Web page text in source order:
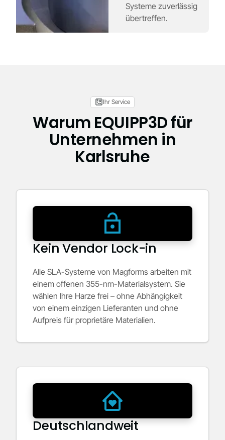
Systeme zuverlässig
übertreffen.
Ihr Service
Warum EQUIPP3D für
Unternehmen in
Karlsruhe
Kein Vendor Lock-in
Alle SLA-Systeme von Magforms arbeiten mit
einem offenen 355-nm-Materialsystem. Sie
wählen Ihre Harze frei – ohne Abhängigkeit
von einem einzigen Lieferanten und ohne
Aufpreis für proprietäre Materialien.
Deutschlandweit